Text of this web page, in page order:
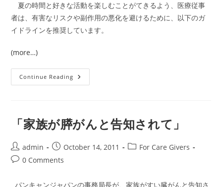
夏の時間と好きな活動を楽しむことがてきるよう、医療従事
者は、有害なリスクや副作用の悪化を避けるために、以下のガ
イドラインを推奨しています。
(more…)
Continue Reading 『[ﾜ
ﾝ
パ
ン
キ
ン：
治
患
「家族が膵がんと告知されて」
Post
author:
admin
Post
published:
October 14, 2011
PostFor Care Givers
Post0 Comments
パンキャンジャパンの事務局長が、家族がすい臓がんと告知さ